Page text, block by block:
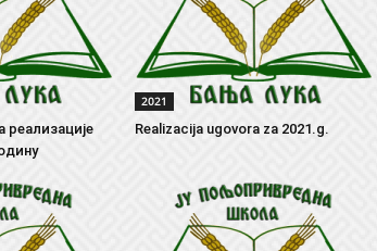
2021
Realizacija ugovora za 2021.g.